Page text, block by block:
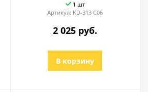
1 шт
Артикул: KD-313 C06
2 025 руб.
В корзину